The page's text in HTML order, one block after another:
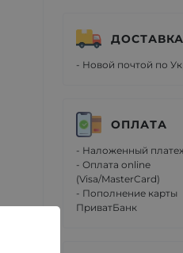
ДОСТАВКА
- Новой почтой по
ОПЛАТА
- Наложенный
- Оплата online
(Visa/MasterCard)
- Пополнение карты
ПриватБанк